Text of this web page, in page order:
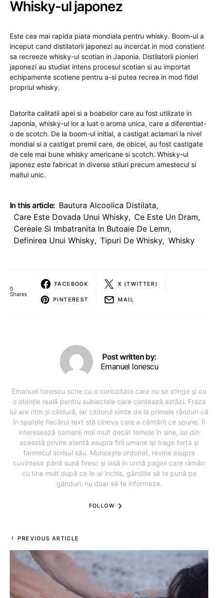
Whisky-ul japonez
Este cea mai rapida piata mondiala pentru whisky. Boom-ul a
inceput cand distilatorii japonezi au incercat in mod constient
sa recreeze whisky-ul scotian in Japonia. Distilatorii pionieri
japonezi au studiat intens procesul scotian si au importat
echipamente scotiene pentru a-si putea recrea in mod fidel
propriul whisky.
Datorita calitatii apei si a boabelor care au fost utilizate in
Japonia, whisky-ul lor a luat o aroma unica, care a diferentiat-
o de scotch. De la boom-ul initial, a castigat aclamari la nivel
mondial si a castigat premii care, de obicei, au fost castigate
de cele mai bune whisky americane si scotch. Whisky-ul
japonez este fabricat in diverse stiluri precum amestecul si
maltul unic.
In this article: Bautura Alcoolica Distilata,
Care Este Dovada Unui Whisky, Ce Este Un Dram,
Cereale Si Imbatranita In Butoaie De Lemn,
Definirea Unui Whisky, Tipuri De Whisky, Whisky
0
Shares
FACEBOOK X (TWITTER)
PINTEREST MAIL
Post written by:
Emanuel Ionescu
Emanuel Ionescu scrie cu o curiozitate care nu se stinge și cu
o atenție reală pentru subiectele care contează astăzi. Fraza
lui are ritm și căldură, iar cititorul simte de la primele rânduri că
în spatele fiecărui text stă cineva care a cântărit ce spune. Îl
interesează oamenii mai mult decât temele în sine, iar din
această privire atentă asupra firii umane își trage forța și
farmecul scrisul său. Muncește ordonat, revine asupra
cuvintelor până sună firesc și lasă în urmă pagini care rămân
cu tine mult după ce le-ai închis, gândite să te pună pe
gânduri, nu doar să te informeze.
FOLLOW
PREVIOUS ARTICLE